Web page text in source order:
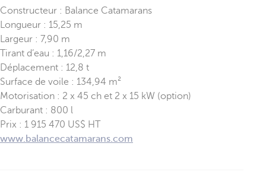
Constructeur : Balance Catamarans
Longueur : 15,25 m
Largeur : 7,90 m
Tirant d’eau : 1,16/2,27 m
Déplacement : 12,8 t
Surface de voile : 134,94 m²
Motorisation : 2 x 45 ch et 2 x 15 kW (option)
Carburant : 800 l
Prix : 1 915 470 US$ HT
www.balancecatamarans.com